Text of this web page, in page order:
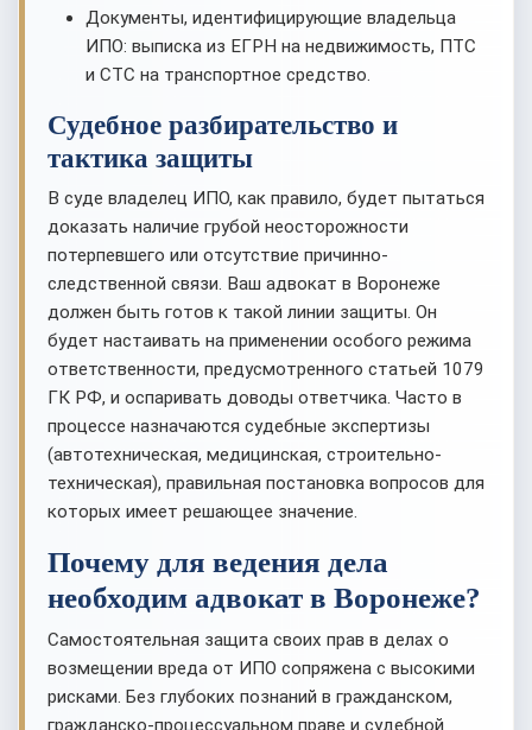
Документы, идентифицирующие владельца
ИПО: выписка из ЕГРН на недвижимость, ПТС
и СТС на транспортное средство.
Судебное разбирательство и
тактика защиты
В суде владелец ИПО, как правило, будет пытаться
доказать наличие грубой неосторожности
потерпевшего или отсутствие причинно-
следственной связи. Ваш адвокат в Воронеже
должен быть готов к такой линии защиты. Он
будет настаивать на применении особого режима
ответственности, предусмотренного статьей 1079
ГК РФ, и оспаривать доводы ответчика. Часто в
процессе назначаются судебные экспертизы
(автотехническая, медицинская, строительно-
техническая), правильная постановка вопросов для
которых имеет решающее значение.
Почему для ведения дела
необходим адвокат в Воронеже?
Самостоятельная защита своих прав в делах о
возмещении вреда от ИПО сопряжена с высокими
рисками. Без глубоких познаний в гражданском,
гражданско-процессуальном праве и судебной